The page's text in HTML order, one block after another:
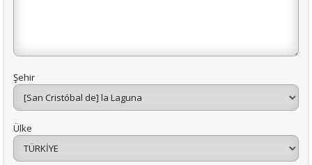
Şehir
Ülke